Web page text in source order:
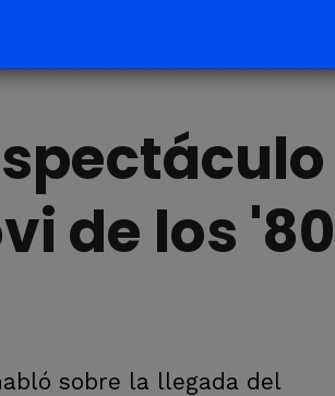
de los
sobre la llegada del